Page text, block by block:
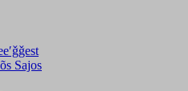
Sajos